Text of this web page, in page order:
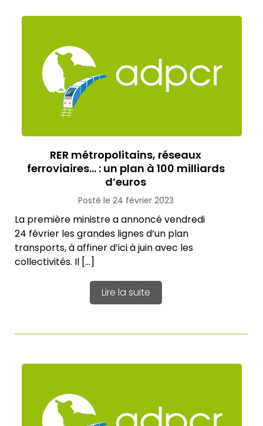
RER métropolitains, réseaux
ferroviaires… : un plan à 100 milliards
d’euros
Posté le 24 février 2023
La première ministre a annoncé vendredi
24 février les grandes lignes d’un plan
transports, à affiner d’ici à juin avec les
collectivités. Il […]
Lire la suite